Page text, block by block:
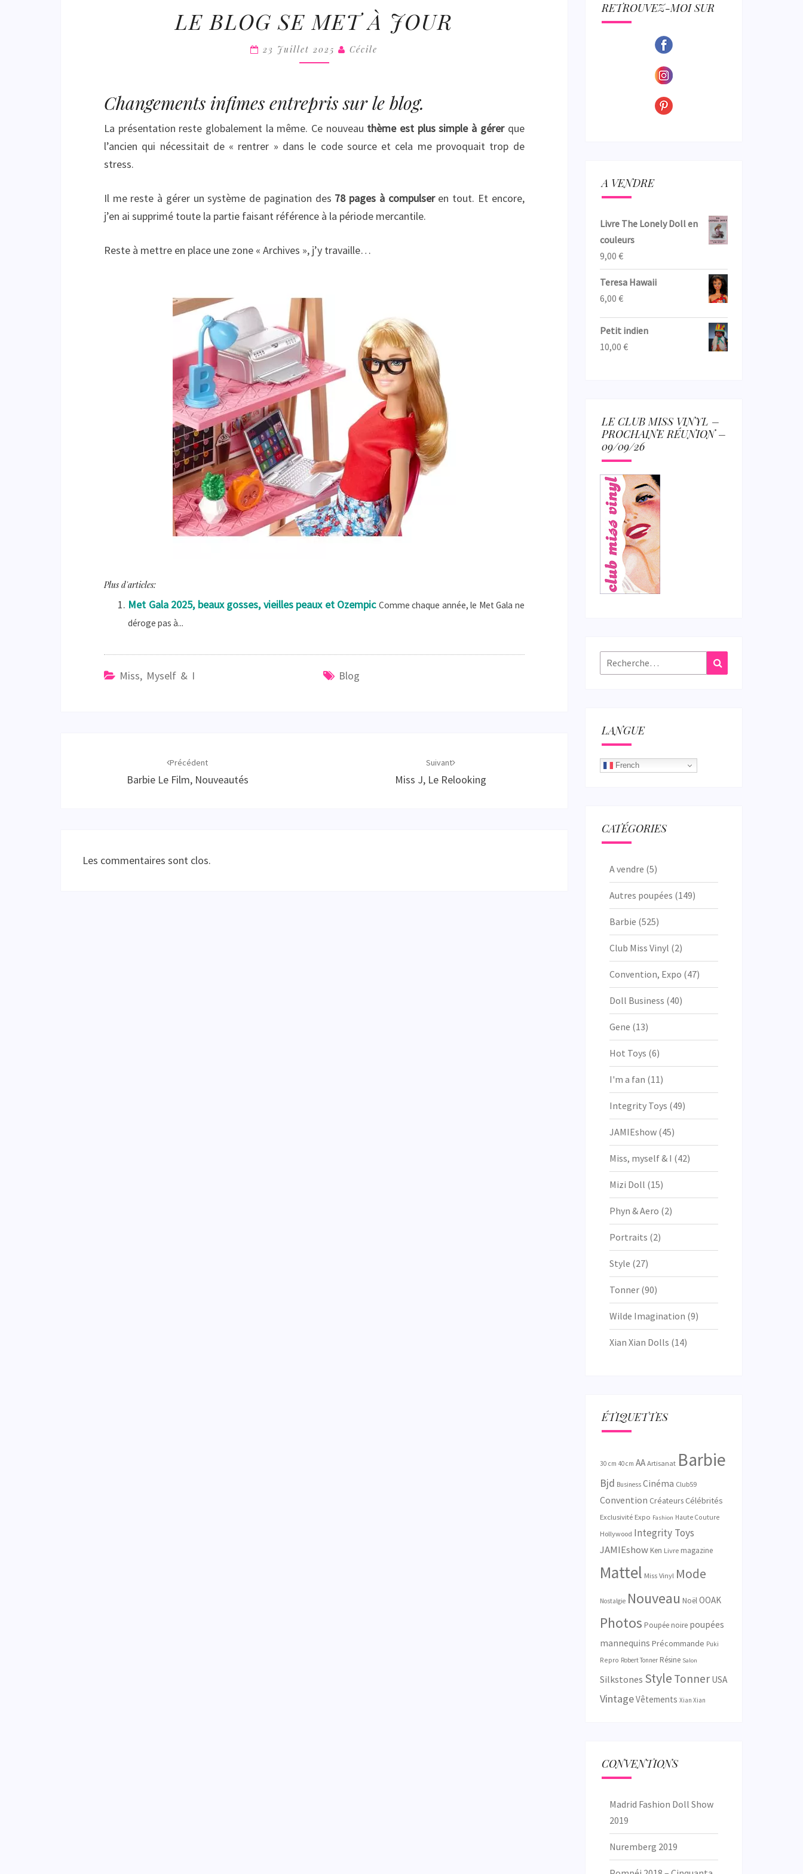
COLLECTION
BLOG
MET
JOUR
LE BLOG SE MET À JOUR
23 Juillet 2025 Cécile
Changements infimes entrepris sur le blog.
La présentation reste globalement la même. Ce nouveau thème est plus simple à gérerque
l’ancien qui nécessitait de « rentrer » dans le code source et cela me provoquait trop de
stress.
Il me reste à gérer un système de pagination des 78 pages à compulseren tout. Et encore,
j’en ai supprimé toute la partie faisant référence à la période mercantile.
Reste à mettre en place une zone « Archives », j’y travaille…
Plus d'articles:
Met Gala 2025, beaux gosses, vieilles peaux et Ozempic Comme chaque année, le Met Gala ne
déroge pas à...
Miss, Myself & I Blog
Précédent
Barbie Le Film, Nouveautés
Suivant
Miss J, Le Relooking
Les commentaires sont clos.
RETROUVEZ-MOI SUR
A VENDRE
Livre The Lonely Doll en
couleurs
9,00 €
Teresa Hawaii
6,00 €
Petit indien
10,00 €
LE CLUB MISS VINYL –
PROCHAINE RÉUNION –
09/09/26
Rechercher :
LANGUE
French
CATÉGORIES
A vendre (5)
Autres poupées (149)
Barbie (525)
Club Miss Vinyl (2)
Convention, Expo (47)
Doll Business (40)
Gene (13)
Hot Toys (6)
I'm a fan (11)
Integrity Toys (49)
JAMIEshow(45)
Miss, myself & I (42)
Mizi Doll (15)
Phyn & Aero (2)
Portraits (2)
Style (27)
Tonner(90)
Wilde Imagination (9)
Xian Xian Dolls (14)
ÉTIQUETTES
30 cm 40 cm AA Artisanat Barbie
Bjd Business Cinéma Club59
Convention CréateursCélébrités
Exclusivité Expo Fashion Haute Couture
Hollywood Integrity Toys
JAMIEshow Ken Livre magazine
Mattel Miss Vinyl Mode
Nostalgie Nouveau Noël OOAK
Photos Poupée noire poupées
mannequins Précommande Puki
Repro Robert Tonner Résine Salon
Silkstones Style Tonner USA
VintageVêtements Xian Xian
CONVENTIONS
Madrid Fashion Doll Show
2019
Nuremberg 2019